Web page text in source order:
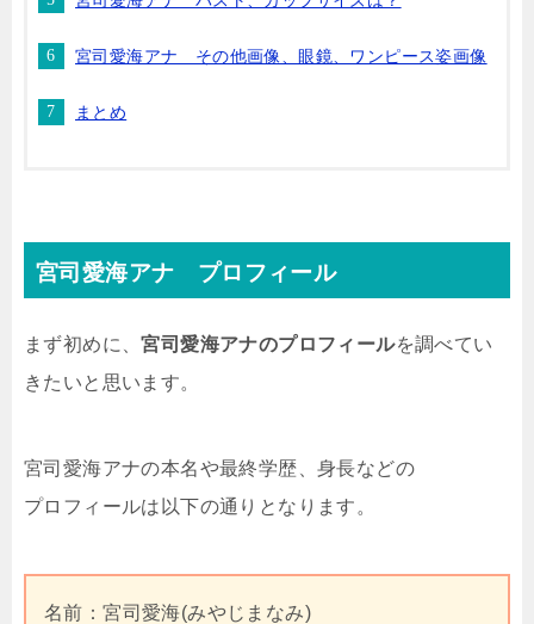
宮司愛海アナ その他画像、眼鏡、ワンピース姿画像
まとめ
宮司愛海アナ プロフィール
まず初めに、宮司愛海アナのプロフィールを調べてい
きたいと思います。
宮司愛海アナの本名や最終学歴、身長などの
プロフィールは以下の通りとなります。
名前：宮司愛海(みやじまなみ)